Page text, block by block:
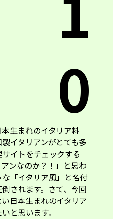
0
本生まれのイタリア料
イタリアンがとても多
イトをチェックする
ンなのか？！」と思わ
「イタリア風」と名付
されます。さて、今回
日本生まれのイタリア
と思います。